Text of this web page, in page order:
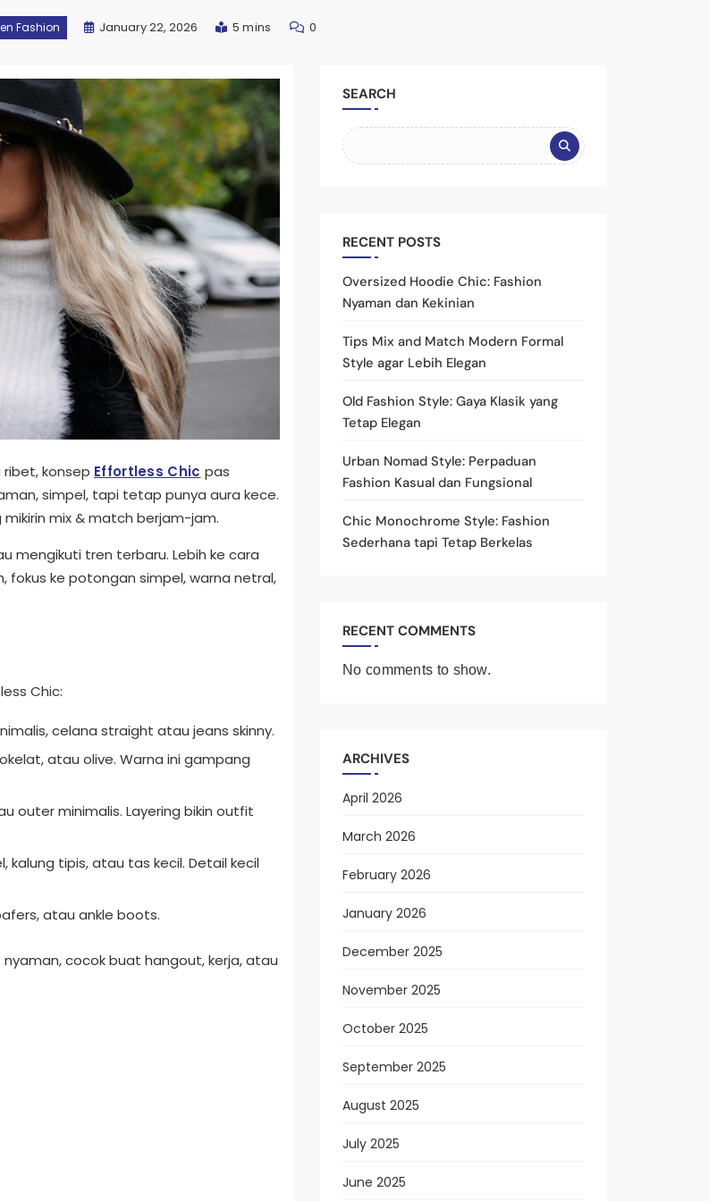
Fashion January 22, 2026 5 mins 0
konsep Effortless Chic pas
simpel, tapi tetap punya aura kece.
mix & match berjam-jam.
mengikuti tren terbaru. Lebih ke cara
ke potongan simpel, warna netral,
Chic:
celana straight atau jeans skinny.
atau olive. Warna ini gampang
outer minimalis. Layering bikin outfit
tipis, atau tas kecil. Detail kecil
atau ankle boots.
cocok buat hangout, kerja, atau
SEARCH
RECENT POSTS
Oversized Hoodie Chic: Fashion
Nyaman dan Kekinian
Tips Mix and Match Modern Formal
Style agar Lebih Elegan
Old Fashion Style: Gaya Klasik yang
Tetap Elegan
Urban Nomad Style: Perpaduan
Fashion Kasual dan Fungsional
Chic Monochrome Style: Fashion
Sederhana tapi Tetap Berkelas
RECENT COMMENTS
No comments to show.
ARCHIVES
April 2026
March 2026
February 2026
January 2026
December 2025
November 2025
October 2025
September 2025
August 2025
July 2025
June 2025